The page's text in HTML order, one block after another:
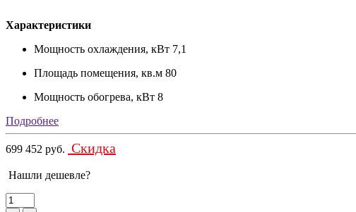
Характеристики
Мощность охлаждения, кВт 7,1
Площадь помещения, кв.м 80
Мощность обогрева, кВт 8
Подробнее
699 452 руб. Скидка
Нашли дешевле?